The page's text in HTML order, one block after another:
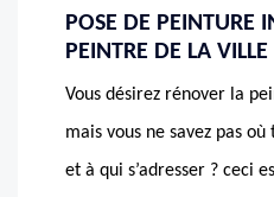
POSE DE PEINTURE
PEINTRE DE LA
Vous désirez rénover la
mais vous ne savez pas
et à qui s’adresser ? ceci